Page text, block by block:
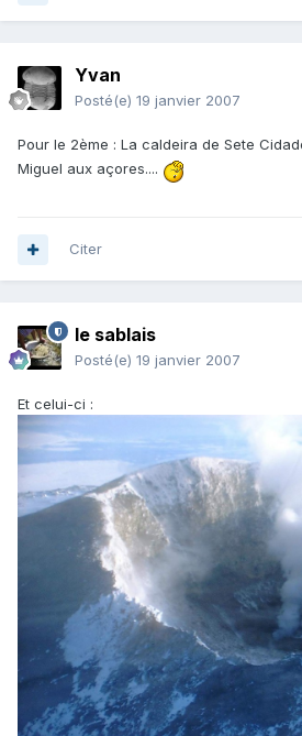
Yvan
Posté(e) 19 janvier 2007
Pour le 2ème : La caldeira de Sete
Miguel aux açores....
Citer
le sablais
Posté(e) 19 janvier 2007
Et celui-ci :